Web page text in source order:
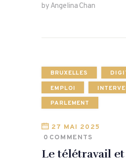
by Angelina Chan
BRUXELLES
EMPLOI
PARLEMENT
27 MAI 2025
0 COMMENTS
Le télétravail et